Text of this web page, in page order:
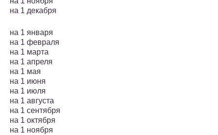
на 1 декабря
на 1 января
на 1 февраля
на 1 марта
на 1 апреля
на 1 мая
на 1 июня
на 1 июля
на 1 августа
на 1 сентября
на 1 октября
на 1 ноября